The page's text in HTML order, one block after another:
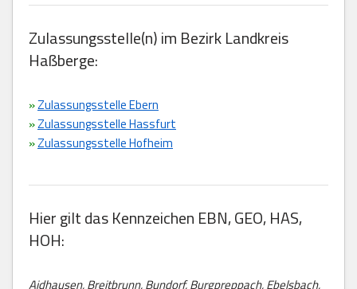
Zulassungsstelle(n) im Bezirk Landkreis
Haßberge:
»Zulassungsstelle Ebern
»Zulassungsstelle Hassfurt
»Zulassungsstelle Hofheim
Hier gilt das Kennzeichen EBN, GEO, HAS,
HOH:
Aidhausen, Breitbrunn, Bundorf, Burgpreppach, Ebelsbach,